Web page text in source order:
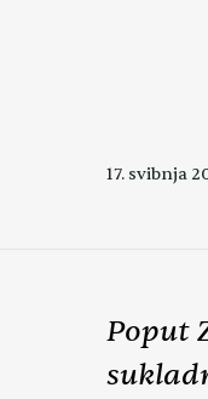
17. svibnja
Poput